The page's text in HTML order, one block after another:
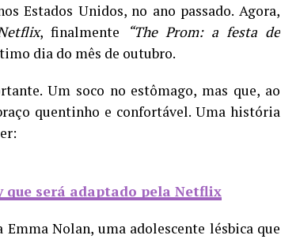
Estados Unidos, no ano passado. Agora,
, finalmente
“The Prom: a festa de
dia do mês de outubro.
Um soco no estômago, mas que, ao
quentinho e confortável. Uma história
que será adaptado pela Netflix
Nolan, uma adolescente lésbica que